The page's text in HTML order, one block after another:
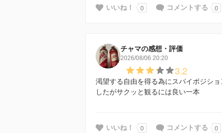
いいね！ 0 コメントする 0
チャマの感想・評価
2026/08/06 20:20
3.2
渇望する自由を得る為にスパイポジシ
したがサクッと観るには良い一本
いいね！ 0 コメントする 0